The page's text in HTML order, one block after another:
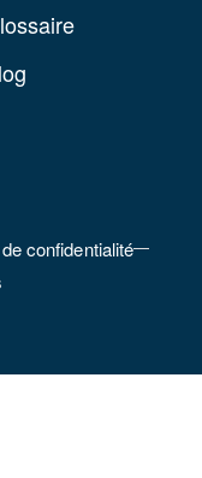
confidentialité